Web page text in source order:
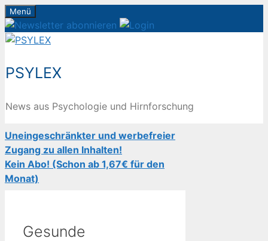
Zum
Inhalt
springen
Menü
PSYLEX
News aus Psychologie und Hirnforschung
Uneingeschränkter und werbefreier
Zugang zu allen Inhalten!
Kein Abo! (Schon ab 1,67€ für den
Monat)
Gesunde